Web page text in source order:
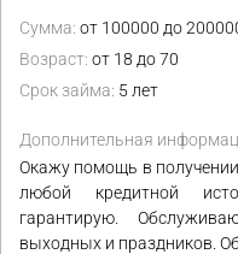
Сумма: от 100000 до
Возраст: от 18 до 70
Срок займа: 5 лет
Дополнительная
Окажу помощь в
любой кредитной
гарантирую.
выходных и праздников.